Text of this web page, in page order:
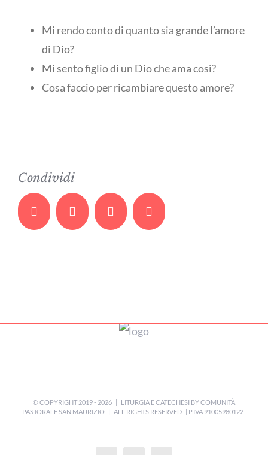
Mi rendo conto di quanto sia grande l’amore
di Dio?
Mi sento figlio di un Dio che ama così?
Cosa faccio per ricambiare questo amore?
Condividi
Facebook Twitter Whatsapp Email
© COPYRIGHT 2019 - 2026 | LITURGIA E CATECHESI BYCOMUNITÀ
PASTORALE SAN MAURIZIO | ALL RIGHTS RESERVED | P.IVA 91005980122